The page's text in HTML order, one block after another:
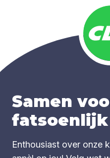
Samen
fatsoenlijk
Enthousiast over onze